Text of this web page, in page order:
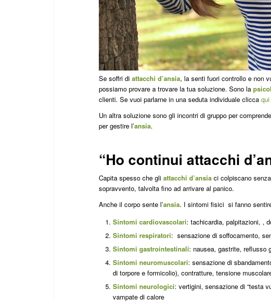
Se soffri di attacchi d’ansia, la senti fuori controllo e non
possiamo provare a trovare la tua soluzione. Sono la
clienti. Se vuoi parlarne in una seduta individuale clicca qui
Un altra soluzione sono gli incontri di gruppo per
per gestire l’ansia.
“Ho continui attacchi
Capita spesso che gli attacchi d’ansia ci colpiscano
sopravvento, talvolta fino ad arrivare al panico.
Anche il corpo sente l’ansia. I sintomi fisici si fanno
Sintomi cardiovascolari: tachicardia, palpitazioni, ,
Sintomi respiratori: sensazione di soffocamento,
Sintomi gastrointestinali: nausea, gastrite, reflusso
Sintomi neuromuscolari: sensazione di
di torpore e formicolio), contratture, tensione
Sintomi neurologici: vertigini, sensazione di “testa
vampate di calore